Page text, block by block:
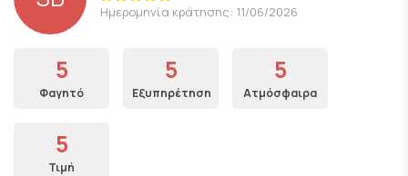
Ημερομηνία κράτησης: 11/06/2026
5
Φαγητό
5
Εξυπηρέτηση
5
Ατμόσφαιρα
5
Τιμή